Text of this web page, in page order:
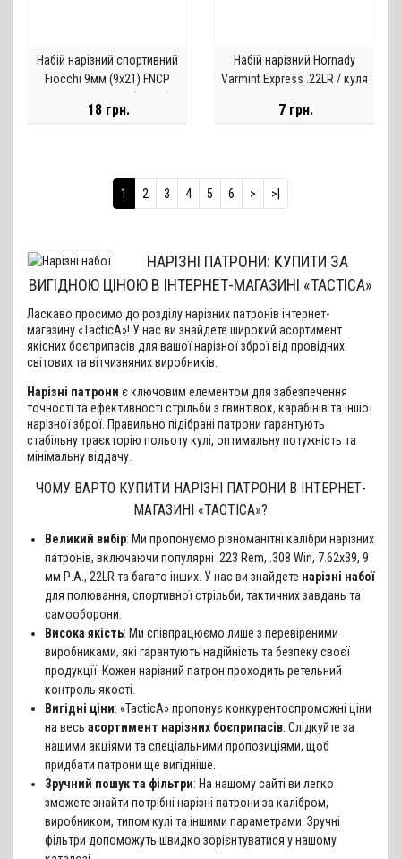
Набій нарізний спортивний
Fiocchi 9мм (9х21) FNCP
18 грн.
Набій нарізний Hornady
Varmint Express .22LR / куля
7 грн.
1 2 3 4 5 6 > >|
НАРІЗНІ ПАТРОНИ: КУПИТИ ЗА
ВИГІДНОЮ ЦІНОЮ В ІНТЕРНЕТ-МАГАЗИНІ «TACTICA»
Ласкаво просимо до розділу нарізних патронів інтернет-
магазину «TacticA»! У нас ви знайдете широкий асортимент
якісних боєприпасів для вашої нарізної зброї від провідних
світових та вітчизняних виробників.
Нарізні патрони є ключовим елементом для забезпечення
точності та ефективності стрільби з гвинтівок, карабінів та іншої
нарізної зброї. Правильно підібрані патрони гарантують
стабільну траєкторію польоту кулі, оптимальну потужність та
мінімальну віддачу.
ЧОМУ ВАРТО КУПИТИ НАРІЗНІ ПАТРОНИ В ІНТЕРНЕТ-
МАГАЗИНІ «TACTICA»?
Великий вибір: Ми пропонуємо різноманітні калібри нарізних
патронів, включаючи популярні .223 Rem, .308 Win, 7.62x39, 9
мм Р.А., 22LR та багато інших. У нас ви знайдете нарізні набої
для полювання, спортивної стрільби, тактичних завдань та
самооборони.
Висока якість: Ми співпрацюємо лише з перевіреними
виробниками, які гарантують надійність та безпеку своєї
продукції. Кожен нарізний патрон проходить ретельний
контроль якості.
Вигідні ціни: «TacticA» пропонує конкурентоспроможні ціни
на весь асортимент нарізних боєприпасів . Слідкуйте за
нашими акціями та спеціальними пропозиціями, щоб
придбати патрони ще вигідніше.
Зручний пошук та фільтри: На нашому сайті ви легко
зможете знайти потрібні нарізні патрони за калібром,
виробником, типом кулі та іншими параметрами. Зручні
фільтри допоможуть швидко зорієнтуватися у нашому